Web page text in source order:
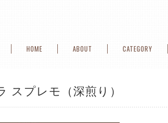
HOME ABOUT CATEGORY
スプレモ（深煎り）